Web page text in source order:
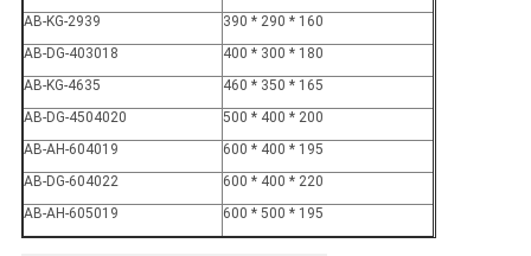
AB-KG-2939
390 * 290 * 160
AB-DG-403018
400 * 300 * 180
AB-KG-4635
460 * 350 * 165
AB-DG-4504020
500 * 400 * 200
AB-AH-604019
600 * 400 * 195
AB-DG-604022
600 * 400 * 220
AB-AH-605019
600 * 500 * 195